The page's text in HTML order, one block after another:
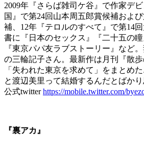
2009年『さらば雑司ケ谷』で作家デ
国』で第24回山本周五郎賞候補およ
補、12年『テロルのすべて』で第14
書に『日本のセックス』『二十五の瞳
『東京パパ友ラブストーリー』など
の三輪記子さん。最新作は月刊『散
「失われた東京を求めて」をまとめ
と渡辺美里って結婚するんだとばかり
公式twitterhttps://mobile.twitter.com/
『裏アカ』